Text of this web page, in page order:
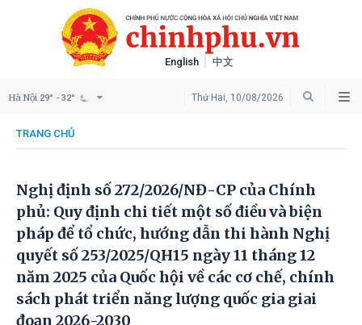
English 中文
Thứ Hai, 10/08/2026
Hà Nội 29° - 32°
TRANG CHỦ
Nghị định số 272/2026/NĐ-CP của Chính
phủ: Quy định chi tiết một số điều và biện
pháp để tổ chức, hướng dẫn thi hành Nghị
quyết số 253/2025/QH15 ngày 11 tháng 12
năm 2025 của Quốc hội về các cơ chế, chính
sách phát triển năng lượng quốc gia giai
đoạn 2026-2030